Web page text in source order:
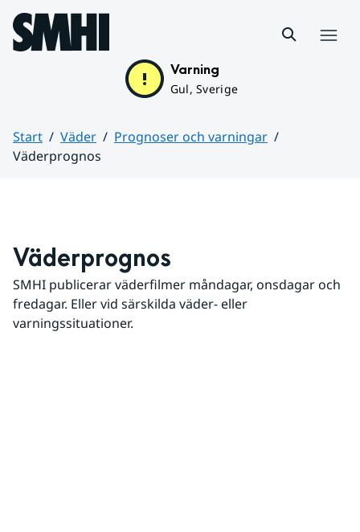
Hoppa till sidans innehåll
Varning
Gul, Sverige
Start Väder
Prognoser och varningar
Väderprognos
Väderprognos
SMHI publicerar väderfilmer måndagar, onsdagar och
fredagar. Eller vid särskilda väder- eller
varningssituationer.